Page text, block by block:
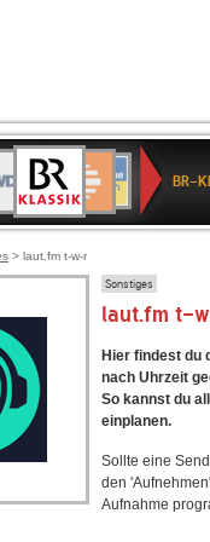
Deutschlandfunk
80er
90er
OLDIE
ANTENNE
BR-
KLASSIK
Deutschlandfunk
Kultur
ANTENNE
BAYERN
SWR
Kultur
NDR
2
BR-
> laut.fm t-w-r
Sonstiges
laut.fm t-
Hier findest du
nach Uhrzeit
So kannst du
einplanen.
Sollte eine
den
Aufnahme